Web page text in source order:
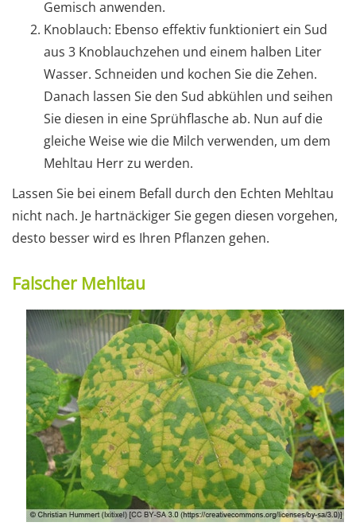
Gemisch anwenden.
Knoblauch: Ebenso effektiv funktioniert ein Sud
aus 3 Knoblauchzehen und einem halben Liter
Wasser. Schneiden und kochen Sie die Zehen.
Danach lassen Sie den Sud abkühlen und seihen
Sie diesen in eine Sprühflasche ab. Nun auf die
gleiche Weise wie die Milch verwenden, um dem
Mehltau Herr zu werden.
Lassen Sie bei einem Befall durch den Echten Mehltau
nicht nach. Je hartnäckiger Sie gegen diesen vorgehen,
desto besser wird es Ihren Pflanzen gehen.
Falscher Mehltau